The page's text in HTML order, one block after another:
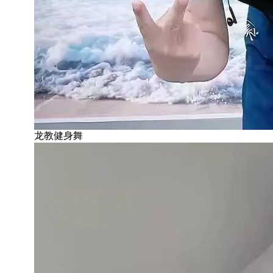
龙教健身舞